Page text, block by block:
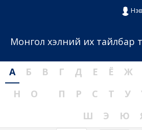
Монгол хэлний их тайлбар
А Б В Г Д Е Ё Ж
Н
О П Р С Т У
Ш
Э Ю